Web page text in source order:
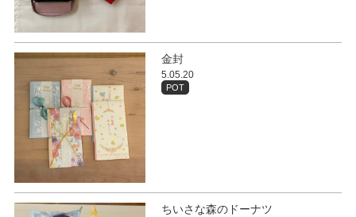
金封
5.05.20
POT
ちいさな森のドーナツ